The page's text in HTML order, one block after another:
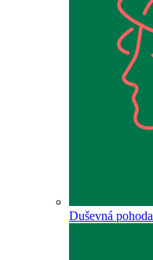
Duševná pohoda